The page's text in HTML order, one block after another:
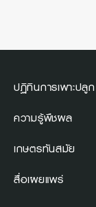
ปฏิทินการเพาะปลูก
ความรู้พืชผล
เกษตรทันสมัย
สื่อเผยแพร่